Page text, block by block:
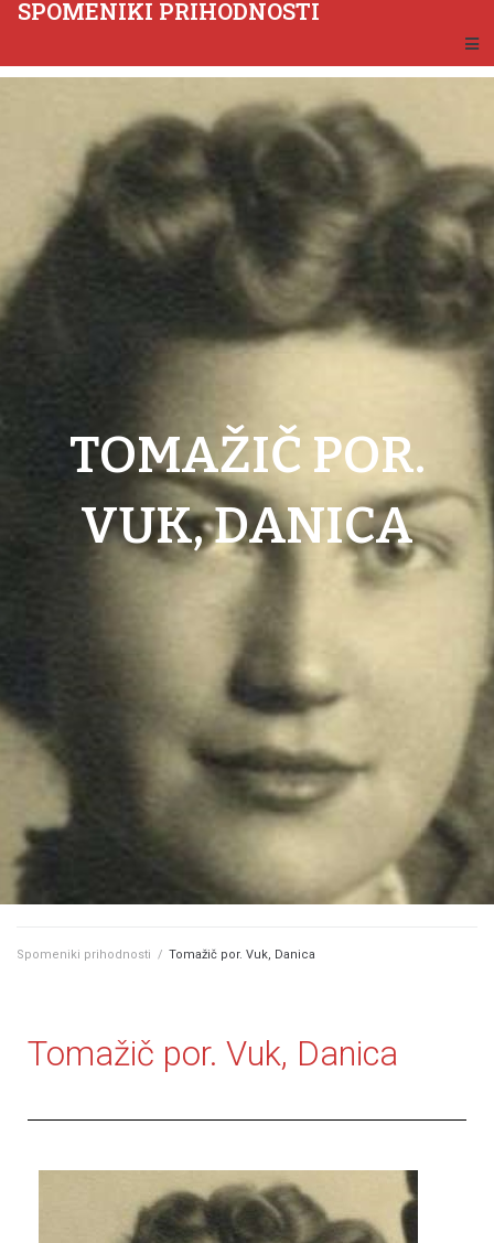
SPOMENIKI PRIHODNOSTI
TOMAŽIČ POR.
VUK, DANICA
Spomeniki prihodnosti / Tomažič por. Vuk, Danica
Tomažič por. Vuk, Danica